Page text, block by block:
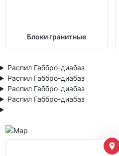
Блоки гранитные
Распил Габбро-диабаз
Распил Габбро-диабаз
Распил Габбро-диабаз
Распил Габбро-диабаз